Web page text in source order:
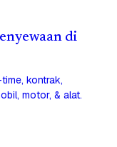
di
kontrak,
motor, & alat.